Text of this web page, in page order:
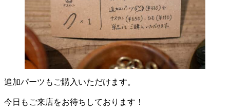
追加パーツもご購入いただけます。
今日もご来店をお待ちしております！